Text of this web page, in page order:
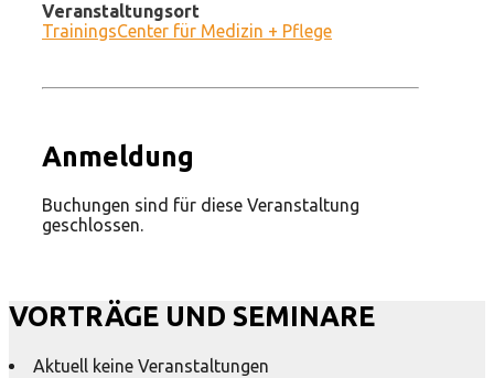
Veranstaltungsort
TrainingsCenter für Medizin + Pflege
Anmeldung
Buchungen sind für diese Veranstaltung
geschlossen.
VORTRÄGE UND SEMINARE
Aktuell keine Veranstaltungen